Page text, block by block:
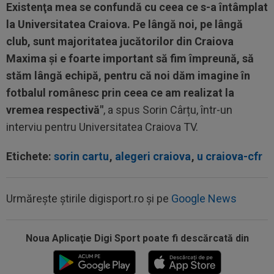
Existenţa mea se confundă cu ceea ce s-a întâmplat
la Universitatea Craiova. Pe lângă noi, pe lângă
club, sunt majoritatea jucătorilor din Craiova
Maxima şi e foarte important să fim împreună, să
stăm lângă echipă, pentru că noi dăm imagine în
fotbalul românesc prin ceea ce am realizat la
vremea respectivă", a spus Sorin Cârțu, într-un
interviu pentru Universitatea Craiova TV.
Etichete: sorin cartu, alegeri craiova, u craiova-cfr
Urmărește știrile digisport.ro și pe Google News
Noua Aplicaţie Digi Sport poate fi descărcată din